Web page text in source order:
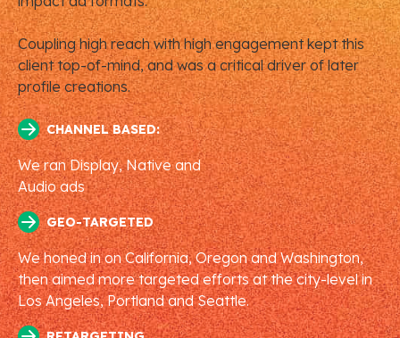
Coupling high reach with high engagement kept this
client top-of-mind, and was a critical driver of later
profile creations.
CHANNEL BASED:
We ran Display, Native and
Audio ads
GEO-TARGETED
We honed in on California, Oregon and Washington,
then aimed more targeted efforts at the city-level in
Los Angeles, Portland and Seattle.